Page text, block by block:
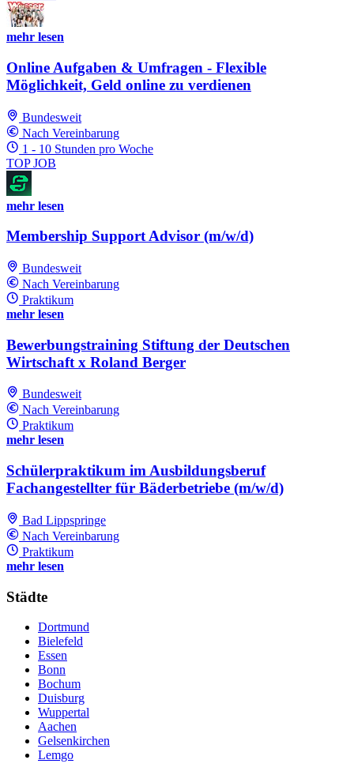
mehr lesen
Online Aufgaben & Umfragen - Flexible
Möglichkeit, Geld online zu verdienen
Bundesweit
Nach Vereinbarung
1 - 10 Stunden pro Woche
TOP JOB
mehr lesen
Membership Support Advisor (m/w/d)
Bundesweit
Nach Vereinbarung
Praktikum
mehr lesen
Bewerbungstraining Stiftung der Deutschen
Wirtschaft x Roland Berger
Bundesweit
Nach Vereinbarung
Praktikum
mehr lesen
Schülerpraktikum im Ausbildungsberuf
Fachangestellter für Bäderbetriebe (m/w/d)
Bad Lippspringe
Nach Vereinbarung
Praktikum
mehr lesen
Städte
Dortmund
Bielefeld
Essen
Bonn
Bochum
Duisburg
Wuppertal
Aachen
Gelsenkirchen
Lemgo